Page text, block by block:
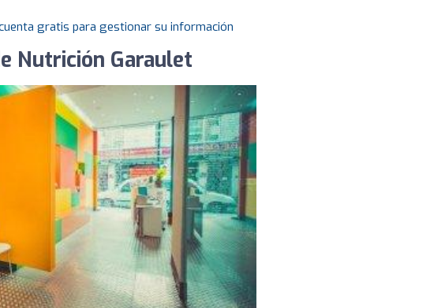
gratis para gestionar su información
Nutrición Garaulet